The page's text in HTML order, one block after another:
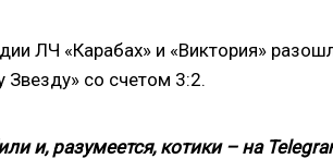
ЛЧ «Карабах» и «Виктория»
со счетом 3:2.
и, разумеется, котики – на